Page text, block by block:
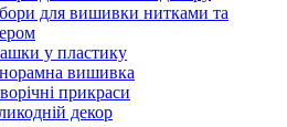
для вишивки нитками та
у пластику
вишивка
прикраси
декор